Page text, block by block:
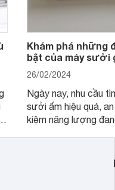
Khám phá những
bật của máy sưởi
26/02/2024
Ngày nay, nhu cầu
sưởi ấm hiệu quả,
kiệm năng lượng
là máy sưởi gốm